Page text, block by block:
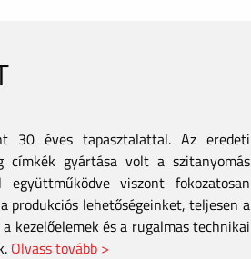
30 éves tapasztalattal. Az eredeti
gyártása volt a szitanyomás
viszont fokozatosan
lehetőségeinket, teljesen a
kezelőelemek és a rugalmas technikai
Olvass tovább >